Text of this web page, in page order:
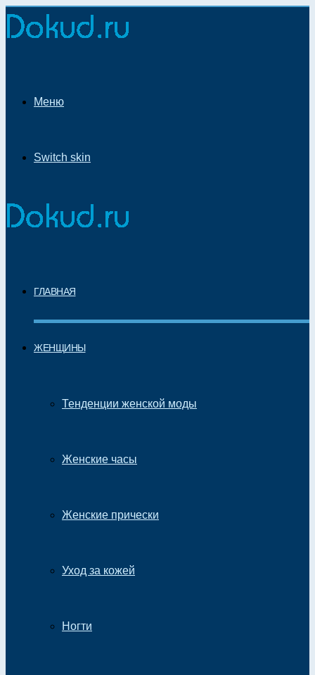
Меню
Switch skin
ГЛАВНАЯ
ЖЕНЩИНЫ
Тенденции женской моды
Женские часы
Женские прически
Уход за кожей
Ногти